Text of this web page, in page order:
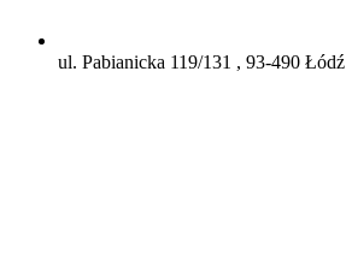
ul. Pabianicka 119/131 , 93-490 Łódź